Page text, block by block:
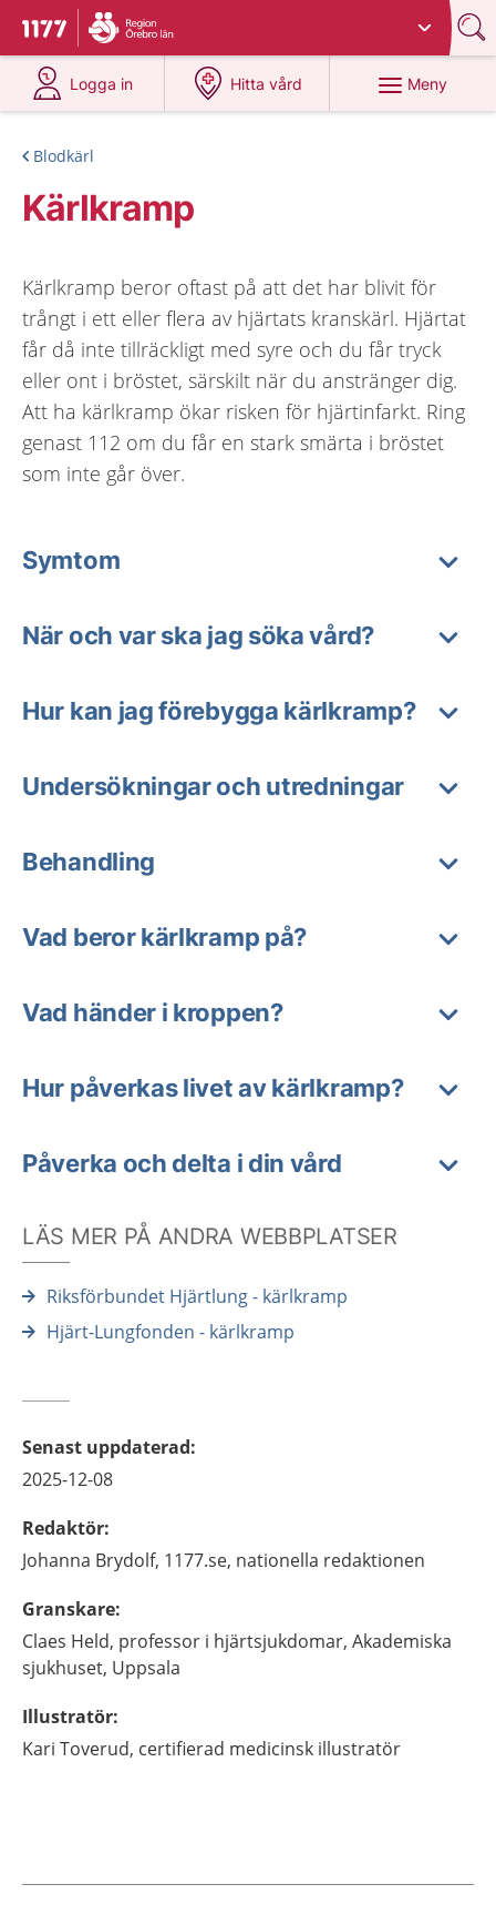
Till startsidan för 1177
Du har valt region
Logga in
på 1177.se
Hitta vård
på 1177.se
Meny
Blodkärl
Kärlkramp
Kärlkramp beror oftast på att det har blivit för
trångt i ett eller flera av hjärtats kranskärl. Hjärtat
får då inte tillräckligt med syre och du får tryck
eller ont i bröstet, särskilt när du anstränger dig.
Att ha kärlkramp ökar risken för hjärtinfarkt. Ring
genast 112 om du får en stark smärta i bröstet
som inte går över.
Symtom
När och var ska jag söka vård?
Hur kan jag förebygga kärlkramp?
Undersökningar och utredningar
Behandling
Vad beror kärlkramp på?
Vad händer i kroppen?
Hur påverkas livet av kärlkramp?
Påverka och delta i din vård
LÄS MER PÅ ANDRA WEBBPLATSER
Riksförbundet Hjärtlung - kärlkramp
Hjärt-Lungfonden - kärlkramp
Senast uppdaterad:
2025-12-08
Redaktör:
Johanna Brydolf, 1177.se, nationella redaktionen
Granskare:
Claes Held, professor i hjärtsjukdomar, Akademiska
sjukhuset, Uppsala
Illustratör:
Kari Toverud, certifierad medicinsk illustratör